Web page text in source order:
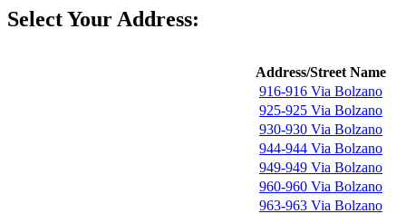
Select Your Address:
Address/Street Name
916-916 Via Bolzano
925-925 Via Bolzano
930-930 Via Bolzano
944-944 Via Bolzano
949-949 Via Bolzano
960-960 Via Bolzano
963-963 Via Bolzano